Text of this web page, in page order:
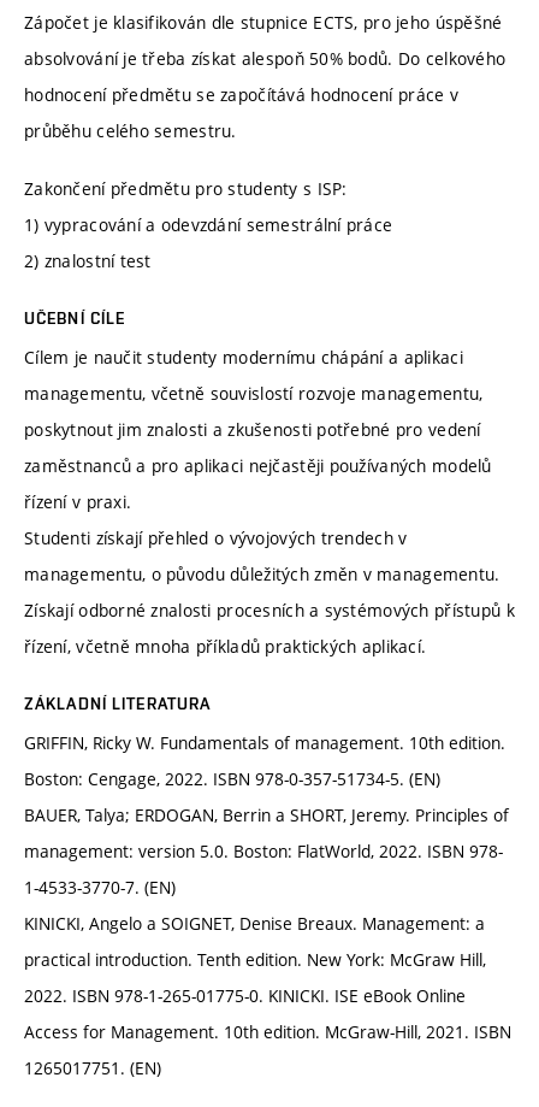
Zápočet je klasifikován dle stupnice ECTS, pro jeho úspěšné
absolvování je třeba získat alespoň 50% bodů. Do celkového
hodnocení předmětu se započítává hodnocení práce v
průběhu celého semestru.
Zakončení předmětu pro studenty s ISP:
1) vypracování a odevzdání semestrální práce
2) znalostní test
UČEBNÍ CÍLE
Cílem je naučit studenty modernímu chápání a aplikaci
managementu, včetně souvislostí rozvoje managementu,
poskytnout jim znalosti a zkušenosti potřebné pro vedení
zaměstnanců a pro aplikaci nejčastěji používaných modelů
řízení v praxi.
Studenti získají přehled o vývojových trendech v
managementu, o původu důležitých změn v managementu.
Získají odborné znalosti procesních a systémových přístupů k
řízení, včetně mnoha příkladů praktických aplikací.
ZÁKLADNÍ LITERATURA
GRIFFIN, Ricky W. Fundamentals of management. 10th edition.
Boston: Cengage, 2022. ISBN 978-0-357-51734-5. (EN)
BAUER, Talya; ERDOGAN, Berrin a SHORT, Jeremy. Principles of
management: version 5.0. Boston: FlatWorld, 2022. ISBN 978-
1-4533-3770-7. (EN)
KINICKI, Angelo a SOIGNET, Denise Breaux. Management: a
practical introduction. Tenth edition. New York: McGraw Hill,
2022. ISBN 978-1-265-01775-0. KINICKI. ISE eBook Online
Access for Management. 10th edition. McGraw-Hill, 2021. ISBN
1265017751. (EN)